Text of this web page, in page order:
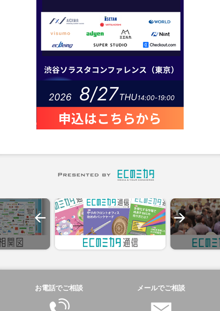
お電話でご相談 メールでご相談